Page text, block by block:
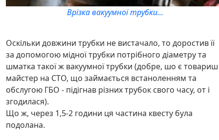
Врізка вакуумної трубки...
Оскільки довжини трубки не вистачало, то доростив її
за допомогою мідної трубки потрібного діаметру та
шматка такої ж вакуумної трубки (добре, шо є
майстер на СТО, що займається встаноленням та
обслугою ГБО - підігнав різних трубок свого часу, от і
згодилася).
Що ж, через 1,5-2 години ця частина квесту була
подолана.